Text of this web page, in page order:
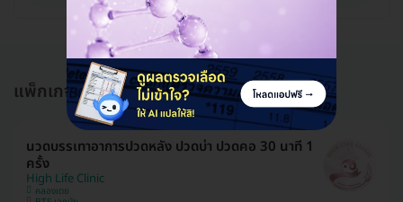
แพ็กเกจอื่นใน ดูแลสุขภาพด้วยแพทย์แผนจีน
นวดบรรเทาอาการปวดหลัง ปวดบ่า ปวดคอ 30 นาที 1
ครั้ง
High Life Clinic
คลองเตย